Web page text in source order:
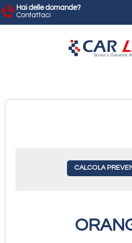
CALCOLA
Hai delle domande?
Contattaci